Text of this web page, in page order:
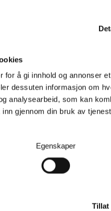
for å gi innhold og annonser
dessuten informasjon om
analysearbeid, som kan
gjennom din bruk av
Egenskaper
Tillat
glans.
(2000 grit), og
overflate.
på lakkoverflaten
for å samarbeide
sammen fjerner de
Resultatet er en
For de som ønsker
Delicato Polish
slipegranulater
av varme. Dette
med både DA-